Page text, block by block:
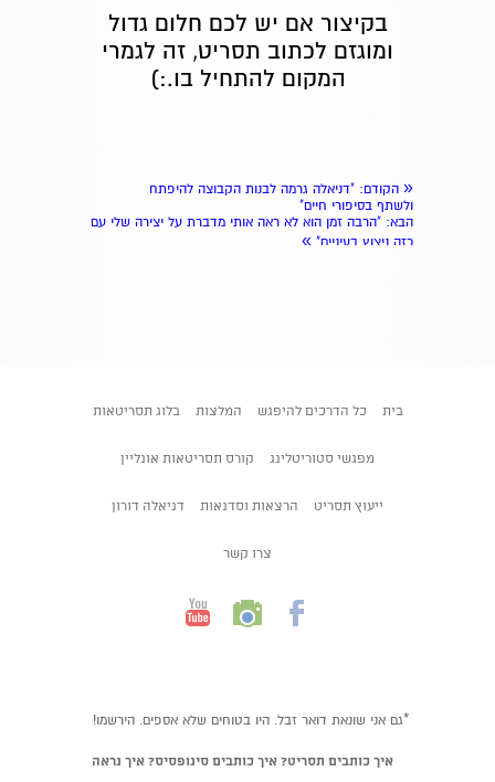
בקיצור אם יש לכם חלום גדול
ומוגזם לכתוב תסריט, זה לגמרי
המקום להתחיל בו.:)
« הקודם: "דניאלה גרמה לבנות הקבוצה להיפתח
ולשתף בסיפורי חיים"
הבא: "הרבה זמן הוא לא ראה אותי מדברת על יצירה שלי עם
כזה ניצוץ בעיניים" »
בית כל הדרכים להיפגש המלצות בלוג תסריטאות
מפגשי סטוריטלינג קורס תסריטאות אונליין
ייעוץ תסריט הרצאות וסדנאות דניאלה דורון
צרו קשר
*גם אני שונאת דואר זבל. היו בטוחים שלא אספים. הירשמו!
איך כותבים תסריט? איך כותבים סינופסיס? איך נראה